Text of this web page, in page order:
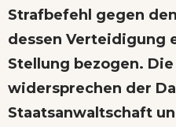
Strafbefehl gegen
dessen Verteidigung
Stellung bezogen.
widersprechen der
Staatsanwaltschaft